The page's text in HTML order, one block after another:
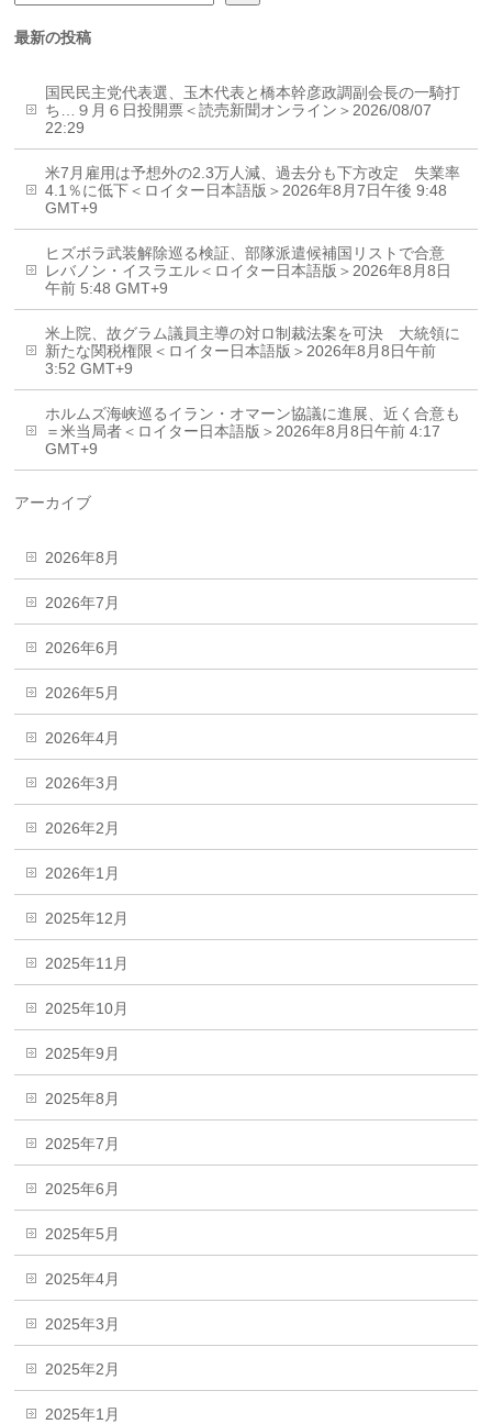
最新の投稿
国民民主党代表選、玉木代表と橋本幹彦政調副会長の一騎打
ち…９月６日投開票＜読売新聞オンライン＞2026/08/07
22:29
米7月雇用は予想外の2.3万人減、過去分も下方改定 失業率
4.1％に低下＜ロイター日本語版＞2026年8月7日午後 9:48
GMT+9
ヒズボラ武装解除巡る検証、部隊派遣候補国リストで合意
レバノン・イスラエル＜ロイター日本語版＞2026年8月8日
午前 5:48 GMT+9
米上院、故グラム議員主導の対ロ制裁法案を可決 大統領に
新たな関税権限＜ロイター日本語版＞2026年8月8日午前
3:52 GMT+9
ホルムズ海峡巡るイラン・オマーン協議に進展、近く合意も
＝米当局者＜ロイター日本語版＞2026年8月8日午前 4:17
GMT+9
アーカイブ
2026年8月
2026年7月
2026年6月
2026年5月
2026年4月
2026年3月
2026年2月
2026年1月
2025年12月
2025年11月
2025年10月
2025年9月
2025年8月
2025年7月
2025年6月
2025年5月
2025年4月
2025年3月
2025年2月
2025年1月